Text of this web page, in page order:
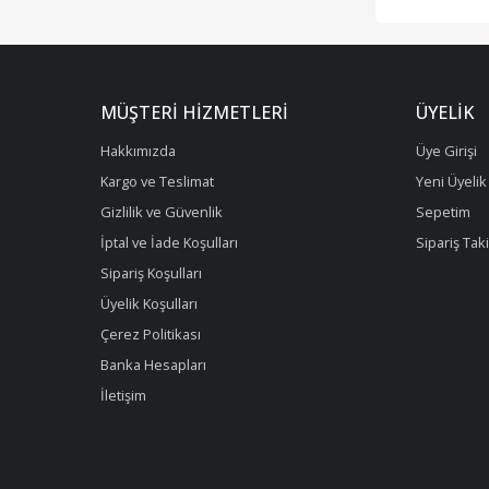
MÜŞTERI HIZMETLERI
Hakkımızda
Kargo ve Teslimat
Gizlilik ve Güvenlik
İptal ve İade Koşulları
Sipariş Koşulları
Üyelik Koşulları
Çerez Politikası
Banka Hesapları
İletişim
ÜYELIK
Üye Girişi
Yeni Üyelik
Sepetim
Sipariş